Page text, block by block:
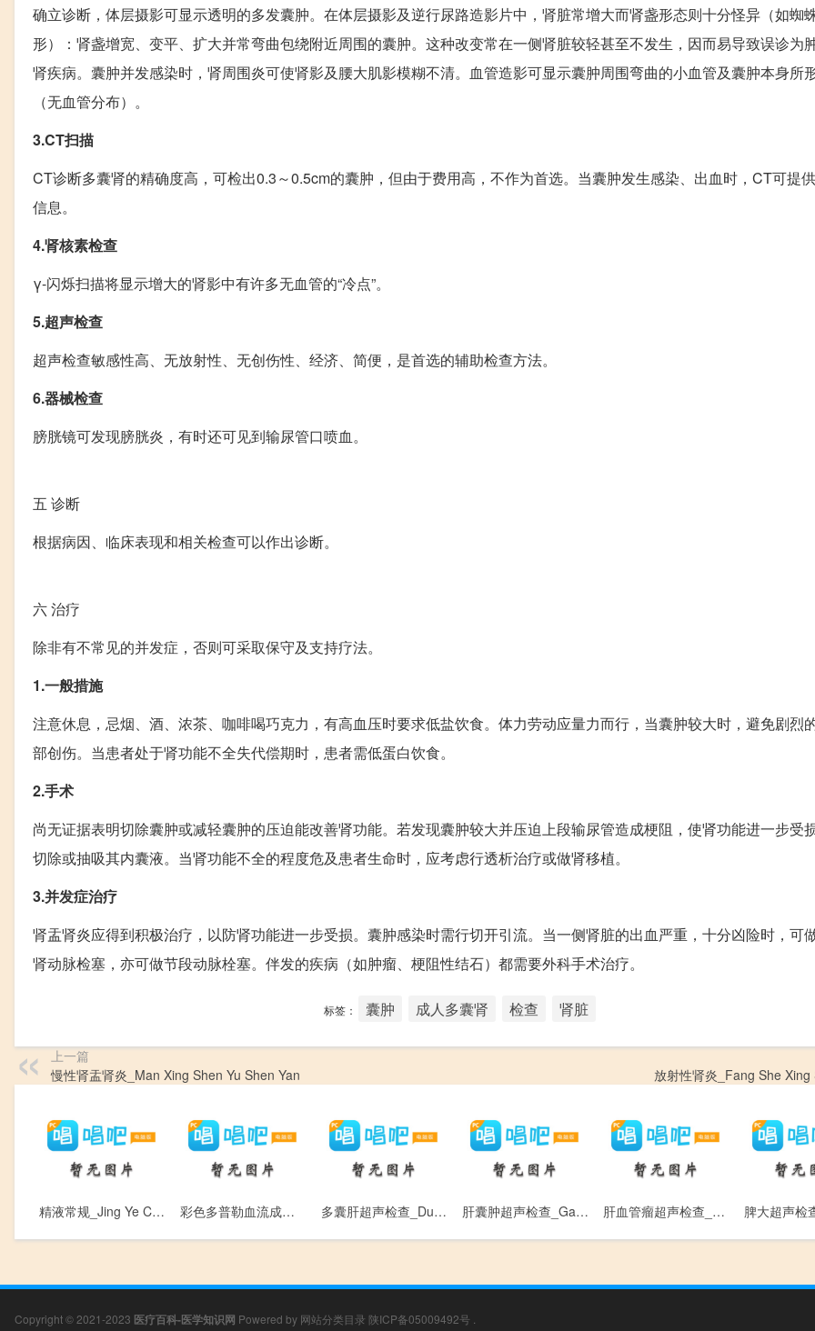
确立诊断，体层摄影可显示透明的多发囊肿。在体层摄影及逆行尿路造影片中，肾脏常增大而肾盏形态则十分怪异（如蜘
形）：肾盏增宽、变平、扩大并常弯曲包绕附近周围的囊肿。这种改变常在一侧肾脏较轻甚至不发生，因而易导致误诊为
肾疾病。囊肿并发感染时，肾周围炎可使肾影及腰大肌影模糊不清。血管造影可显示囊肿周围弯曲的小血管及囊肿本身所
（无血管分布）。
3.CT扫描
CT诊断多囊肾的精确度高，可检出0.3～0.5cm的囊肿，但由于费用高，不作为首选。当囊肿发生感染、出血时，CT可提
信息。
4.肾核素检查
γ-闪烁扫描将显示增大的肾影中有许多无血管的“冷点”。
5.超声检查
超声检查敏感性高、无放射性、无创伤性、经济、简便，是首选的辅助检查方法。
6.器械检查
膀胱镜可发现膀胱炎，有时还可见到输尿管口喷血。
五 诊断
根据病因、临床表现和相关检查可以作出诊断。
六治疗
除非有不常见的并发症，否则可采取保守及支持疗法。
1.一般措施
注意休息，忌烟、酒、浓茶、咖啡喝巧克力，有高血压时要求低盐饮食。体力劳动应量力而行，当囊肿较大时，避免剧烈
部创伤。当患者处于肾功能不全失代偿期时，患者需低蛋白饮食。
2.手术
尚无证据表明切除囊肿或减轻囊肿的压迫能改善肾功能。若发现囊肿较大并压迫上段输尿管造成梗阻，使肾功能进一步受
切除或抽吸其内囊液。当肾功能不全的程度危及患者生命时，应考虑行透析治疗或做肾移植。
3.并发症治疗
肾盂肾炎应得到积极治疗，以防肾功能进一步受损。囊肿感染时需行切开引流。当一侧肾脏的出血严重，十分凶险时，可
肾动脉检塞，亦可做节段动脉栓塞。伴发的疾病（如肿瘤、梗阻性结石）都需要外科手术治疗。
标签： 囊肿 成人多囊肾 检查 肾脏
上一篇
慢性肾盂肾炎_Man Xing Shen Yu Shen Yan
放射性肾炎_Fang She Xing
精液常规_Jing Ye Chang Gui 彩色多普勒血流成像_Cai Se Duo Pu Le Xue Liu Cheng Xiang 多囊肝超声检查_Duo Nang Gan Chao Sheng Jian Cha 肝囊肿超声检查_Gan Nang Zhong Chao Sheng Jian Cha 肝血管瘤超声检查_Gan Xue Guan Liu Chao Sheng Jian Cha
Copyright © 2021-2023 医疗百科-医学知识网 Powered by 网站分类目录 陕ICP备05009492号